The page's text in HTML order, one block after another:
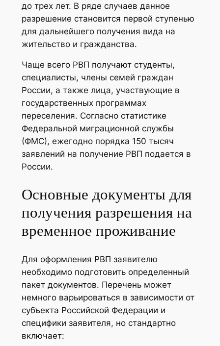
до трех лет. В ряде случаев данное
разрешение становится первой ступенью
для дальнейшего получения вида на
жительство и гражданства.
Чаще всего РВП получают студенты,
специалисты, члены семей граждан
России, а также лица, участвующие в
государственных программах
переселения. Согласно статистике
Федеральной миграционной службы
(ФМС), ежегодно порядка 150 тысяч
заявлений на получение РВП подается в
России.
Основные документы для
получения разрешения на
временное проживание
Для оформления РВП заявителю
необходимо подготовить определенный
пакет документов. Перечень может
немного варьироваться в зависимости от
субъекта Российской Федерации и
специфики заявителя, но стандартно
включает: